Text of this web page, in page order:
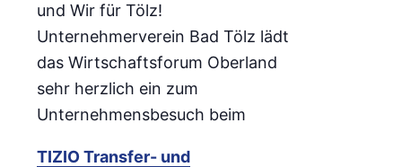
und Wir für Tölz!
Unternehmerverein Bad Tölz lädt
das Wirtschaftsforum Oberland
sehr herzlich ein zum
Unternehmensbesuch beim
TIZIO Transfer- und